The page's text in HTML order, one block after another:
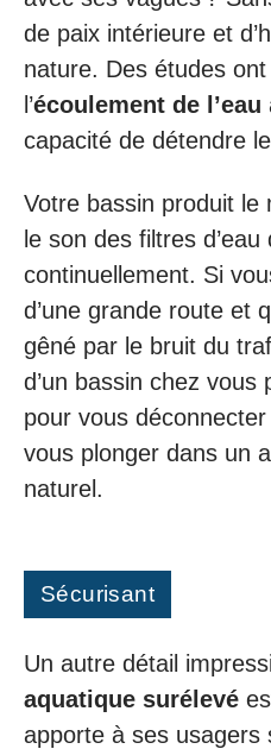
de paix intérieure et
nature. Des études
l’écoulement de l’eau
capacité de détendre
Votre bassin produit
le son des filtres
continuellement. Si
d’une grande route et
gêné par le bruit du
d’un bassin chez vous
pour vous
vous plonger dans un
naturel.
Sécurisant
Un autre détail
aquatique surélevé
apporte à ses usagers